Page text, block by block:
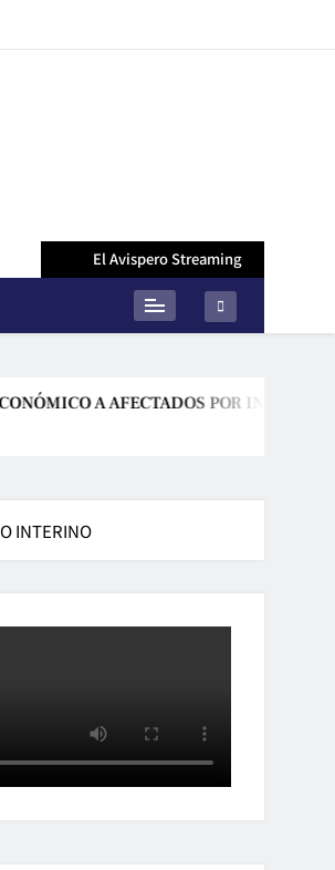
El Avispero Streaming
A AFECTADOS POR INCENDIO
INTERINO